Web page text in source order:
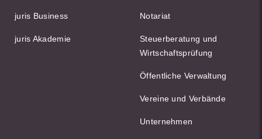
juris Business
juris Akademie
Notariat
Steuerberatung und
Wirtschaftsprüfung
Öffentliche Verwaltung
Vereine und Verbände
Unternehmen